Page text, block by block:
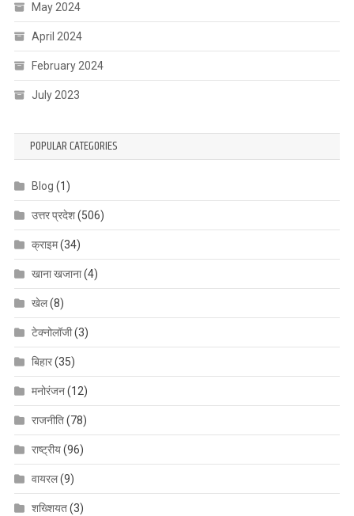
May 2024
April 2024
February 2024
July 2023
POPULAR CATEGORIES
Blog (1)
उत्तर प्रदेश(506)
क्राइम(34)
खाना खजाना(4)
खेल(8)
टेक्नोलॉजी(3)
बिहार(35)
मनोरंजन(12)
राजनीति(78)
राष्ट्रीय(96)
वायरल(9)
शख्शियत(3)